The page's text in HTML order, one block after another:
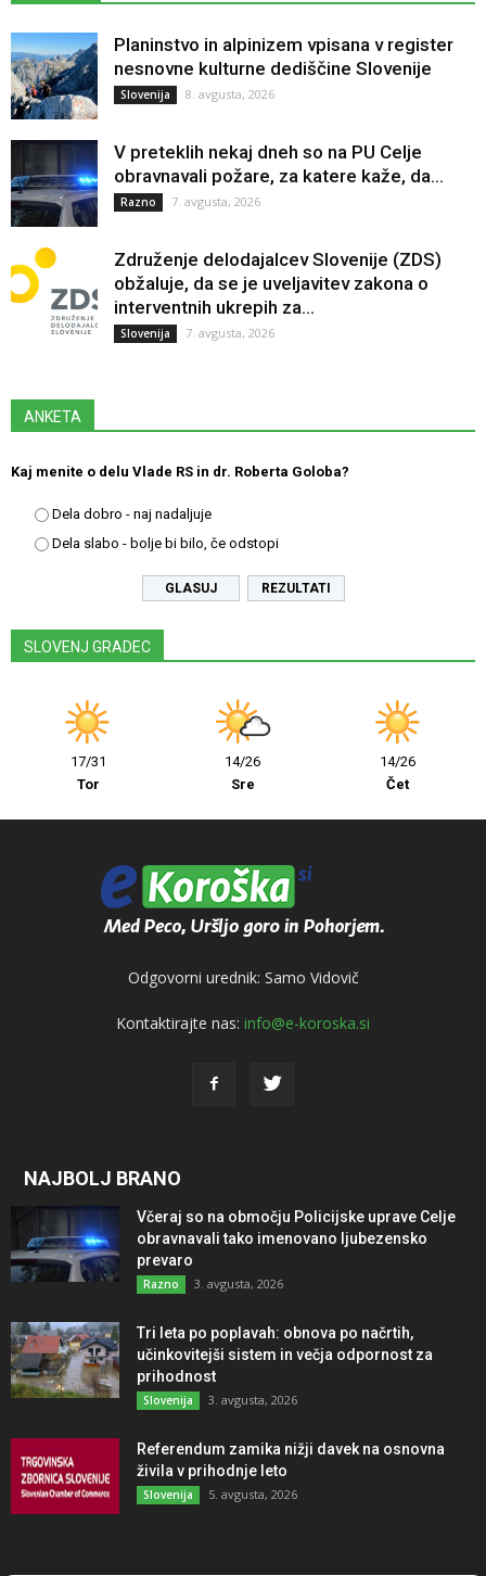
Planinstvo in alpinizem vpisana v register
nesnovne kulturne dediščine Slovenije
Slovenija 8. avgusta, 2026
V preteklih nekaj dneh so na PU Celje
obravnavali požare, za katere kaže, da...
Razno 7. avgusta, 2026
Združenje delodajalcev Slovenije (ZDS)
obžaluje, da se je uveljavitev zakona o
interventnih ukrepih za...
Slovenija 7. avgusta, 2026
ANKETA
Kaj menite o delu Vlade RS in dr. Roberta Goloba?
Dela dobro - naj nadaljuje
Dela slabo - bolje bi bilo, če odstopi
REZULTATI
SLOVENJ GRADEC
17/31
Tor
14/26
Sre
14/26
Čet
Odgovorni urednik: Samo Vidovič
Kontaktirajte nas: info@e-koroska.si
NAJBOLJ BRANO
Včeraj so na območju Policijske uprave Celje
obravnavali tako imenovano ljubezensko
prevaro
Razno 3. avgusta, 2026
Tri leta po poplavah: obnova po načrtih,
učinkovitejši sistem in večja odpornost za
prihodnost
Slovenija 3. avgusta, 2026
Referendum zamika nižji davek na osnovna
živila v prihodnje leto
Slovenija 5. avgusta, 2026